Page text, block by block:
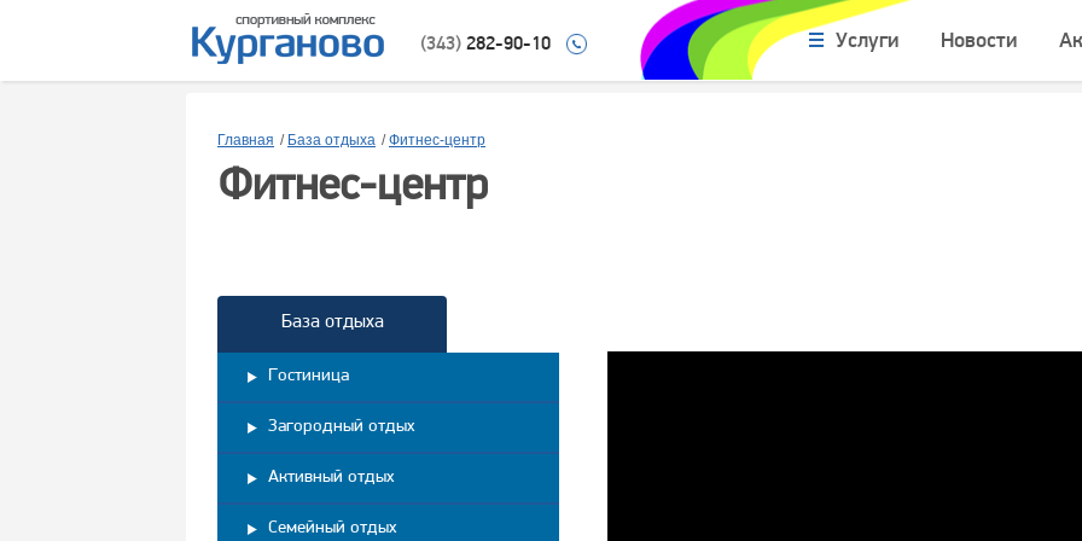
(343) 282-90-10 Услуги Новости
Главная / База отдыха /Фитнес-центр
Фитнес-центр
База отдыха
Гостиница
Загородный отдых
Активный отдых
Семейный отдых